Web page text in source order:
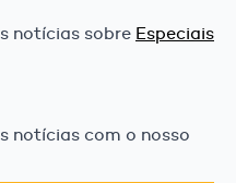
notícias sobre Especiais
notícias com o nosso